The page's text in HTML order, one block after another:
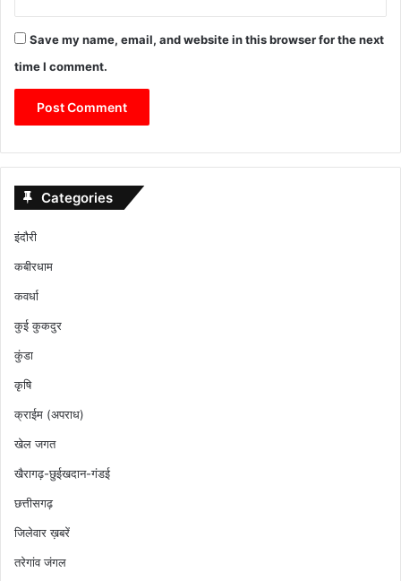
Save my name, email, and website in this browser for the next
time I comment.
Categories
इंदौरी
कबीरधाम
कवर्धा
कुई कुकदुर
कुंडा
कृषि
क्राईम (अपराध)
खेल जगत
खैरागढ़-छुईखदान-गंडई
छत्तीसगढ़
जिलेवार ख़बरें
तरेगांव जंगल